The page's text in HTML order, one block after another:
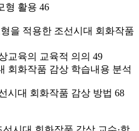
형 활용 46
을 적용한 조선시대 회화작품
교육의 교육적 의의 49
회화작품 감상 학습내용 분석
시대 회화작품 감상 방법 68